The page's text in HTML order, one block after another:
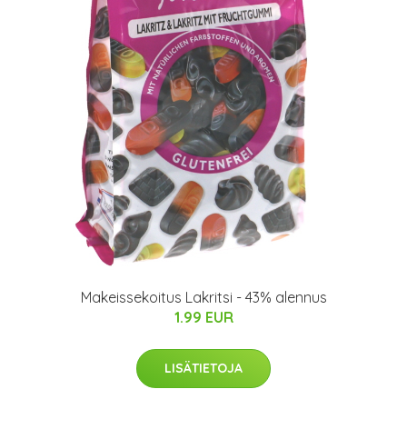
Makeissekoitus Lakritsi - 43% alennus
1.99 EUR
LISÄTIETOJA